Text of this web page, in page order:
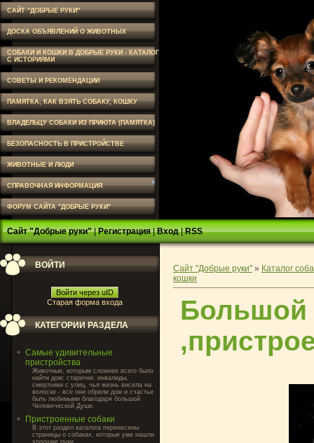
САЙТ "ДОБРЫЕ РУКИ"
ДОСКА ОБЪЯВЛЕНИЙ О ЖИВОТНЫХ
СОБАКИ И КОШКИ В ДОБРЫЕ РУКИ - КАТАЛОГ
С ИСТОРИЯМИ
СОВЕТЫ И РЕКОМЕНДАЦИИ
ПАМЯТКА, КАК ВЗЯТЬ СОБАКУ, КОШКУ
ВЛАДЕЛЬЦУ СОБАКИ ИЗ ПРИЮТА (ПАМЯТКА)
БЕЗОПАСНОСТЬ В ПРИСТРОЙСТВЕ
ЖИВОТНЫЕ И ЛЮДИ
СПРАВОЧНАЯ ИНФОРМАЦИЯ
ФОРУМ САЙТА "ДОБРЫЕ РУКИ"
Сайт "Добрые руки"|Регистрация|Вход|RSS
ВОЙТИ
Войти через uID
Старая форма входа
КАТЕГОРИИ РАЗДЕЛА
Самые удивительные
пристройства
Животные, которым сложнее всего было
найти дом: старички, инвалиды,
смертники с улиц, чья жизнь висела на
волоске - все они обрели дом и счастье
быть любимыми благодаря большой
Человеческой Душе.
Пристроенные собаки
В этот раздел каталога перенесены
страницы о собаках, которые уже нашли
хорошие руки.
Сайт "Добрые руки" » Каталог
кошки
Большой